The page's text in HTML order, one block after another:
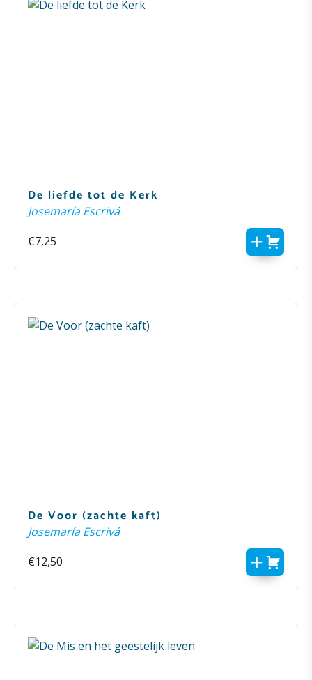
De liefde tot de Kerk
Josemaría Escrivá
€7,25
De Voor (zachte kaft)
Josemaría Escrivá
€12,50